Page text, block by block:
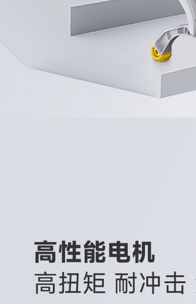
高性能电机
高扭矩 耐冲击